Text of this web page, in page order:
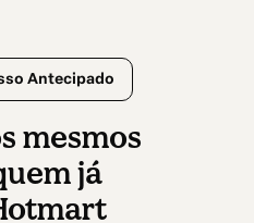
Antecipado
mesmos
já